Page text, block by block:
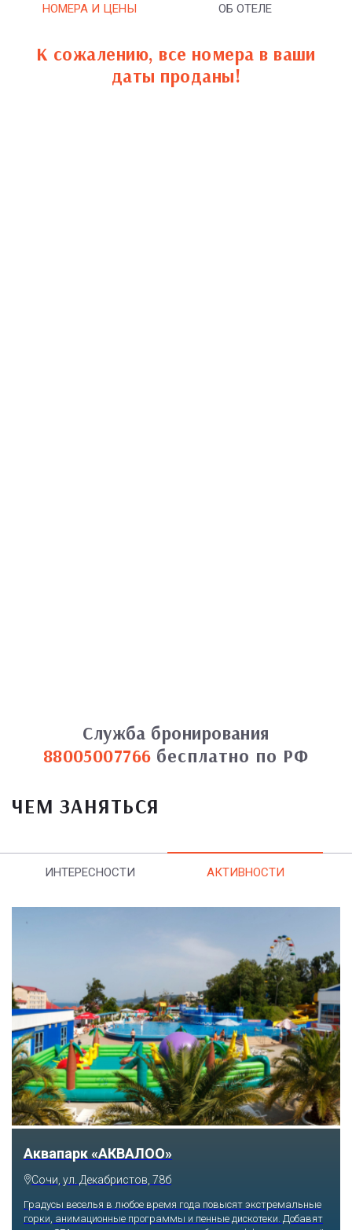
НОМЕРА И ЦЕНЫ ОБ ОТЕЛЕ
К сожалению, все номера в ваши
даты проданы!
Служба бронирования
88005007766 бесплатно по РФ
ЧЕМ ЗАНЯТЬСЯ
ИНТЕРЕСНОСТИ АКТИВНОСТИ
Аквапарк «АКВАЛОО»
Сочи, ул. Декабристов, 78б
Градусы веселья в любое время года повысят экстремальные
горки, анимационные программы и пенные дискотеки. Добавят